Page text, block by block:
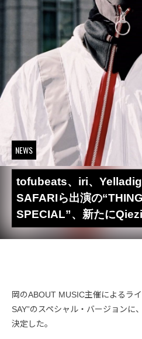
NEWS
tofubeats、iri、
SAFARIら出演の
SPECIAL”、新たに
岡のABOUT MUSIC主催によるラ
SAY”のスペシャル・バージョンに
決定した。